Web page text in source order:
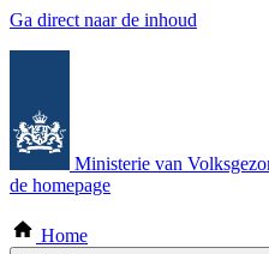
Ga direct naar de inhoud
Ministerie van
de homepage
Home